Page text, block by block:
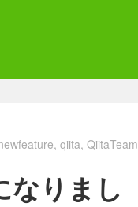
qiita QiitaTeam
なりまし